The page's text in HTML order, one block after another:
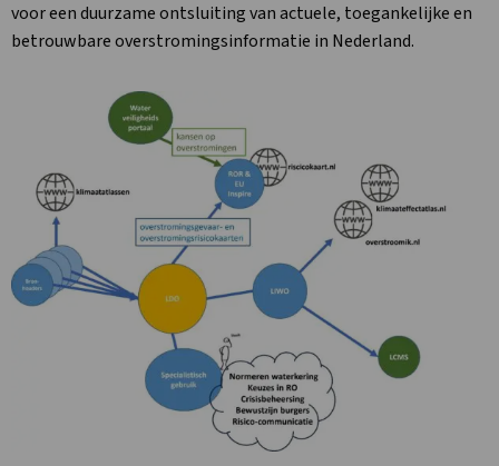
voor een duurzame ontsluiting van actuele, toegankelijke en
betrouwbare overstromingsinformatie in Nederland.